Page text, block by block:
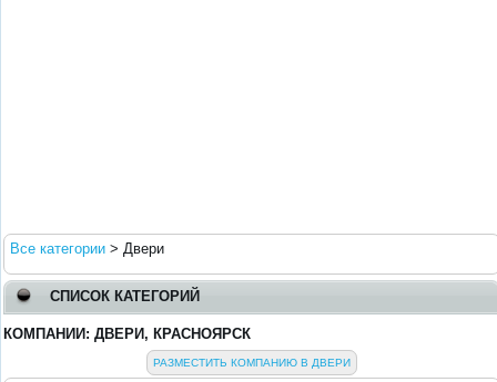
Все категории > Двери
СПИСОК КАТЕГОРИЙ
КОМПАНИИ: ДВЕРИ, КРАСНОЯРСК
РАЗМЕСТИТЬ КОМПАНИЮ В ДВЕРИ